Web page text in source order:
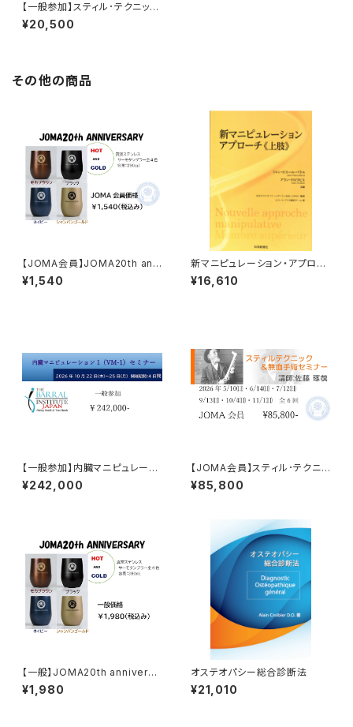
【一般参加】スティル･テクニック
&無血手術セミナー 単発参加
チケット
¥20,500
その他の商品
【JOMA会員】JOMA20th anni
versary タンブラー
¥1,540
新マニピュレーション・アプロー
チ 上肢
¥16,610
【一般参加】内臓マニピュレーシ
ョン1セミナー《 VM-1》参加チケ
ット
¥242,000
【JOMA会員】スティル･テクニッ
ク&無血手術セミナー 全6回
参加チケット
¥85,800
【一般】JOMA20th anniversa
ry タンブラー
¥1,980
オステオパシー総合診断法
¥21,010